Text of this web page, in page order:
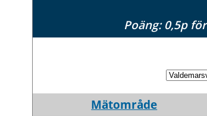
Poäng: 0,5p
Mätområde